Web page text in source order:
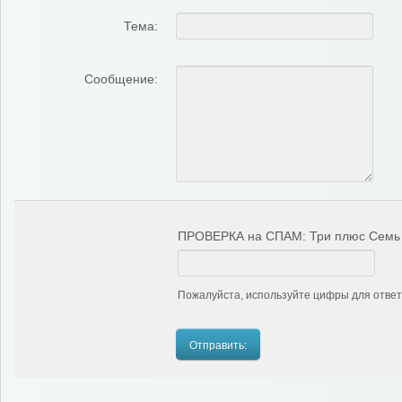
Тема:
Сообщение:
ПРОВЕРКА на СПАМ: Три плюс Семь
Пожалуйста, используйте цифры для
Отправить: